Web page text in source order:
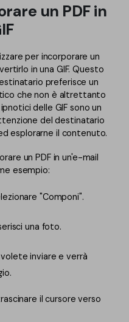
un PDF in
per incorporare un
in una GIF. Questo
preferisce un
che non è altrettanto
delle GIF sono un
del destinatario
esplorarne il contenuto.
un PDF in un'e-mail
esempio:
"Componi".
una foto.
inviare e verrà
il cursore verso